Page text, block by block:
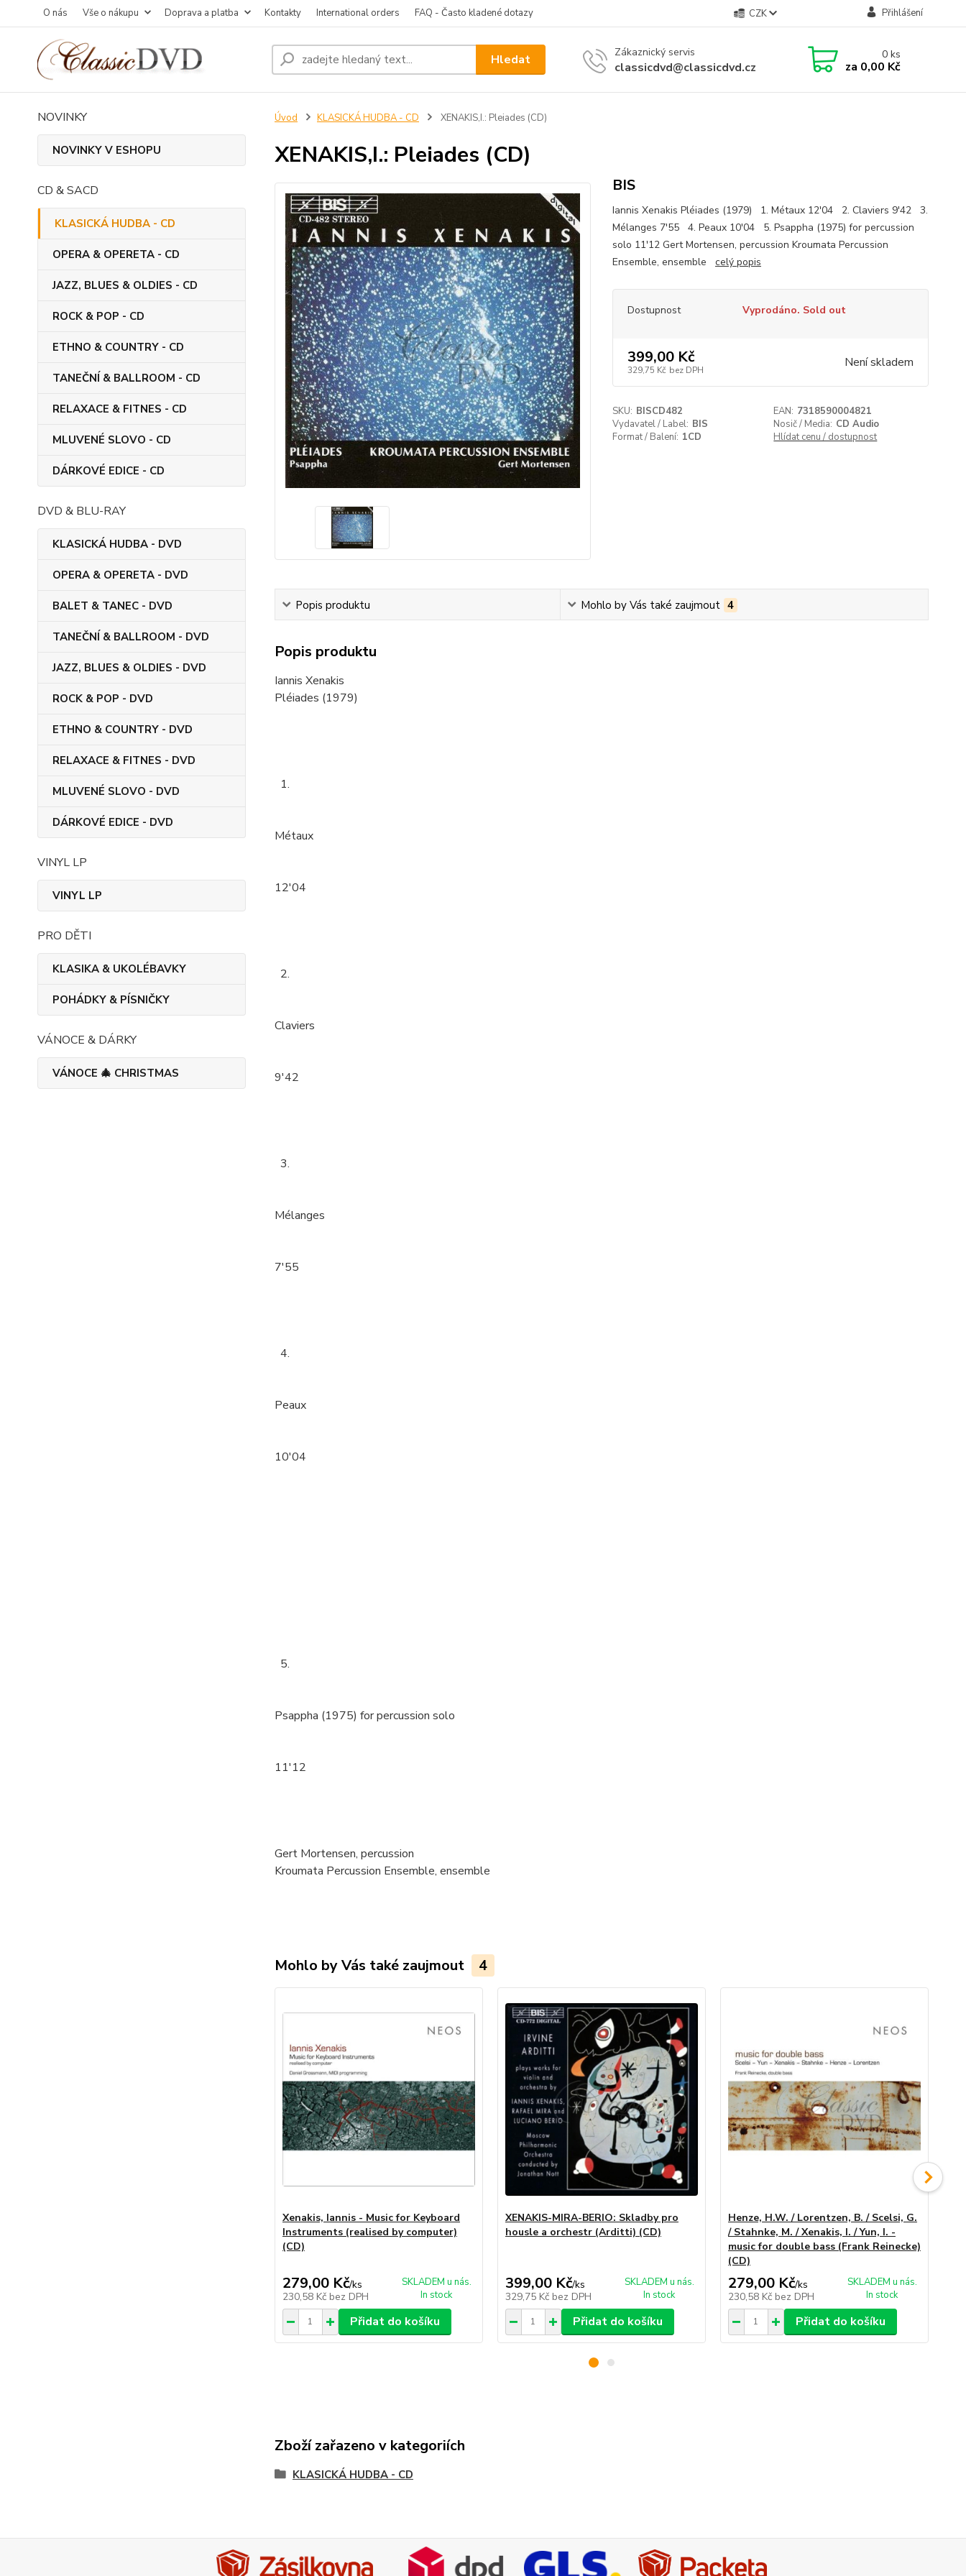
O nás Vše o nákupu Doprava a platba Kontakty International orders FAQ - Často kladené dotazy CZK Přihlášení
Hledat Zákaznický servis
classicdvd@classicdvd.cz
0ks
za 0,00 Kč
NOVINKY
NOVINKY V ESHOPU
CD & SACD
KLASICKÁ HUDBA - CD
OPERA & OPERETA - CD
JAZZ, BLUES & OLDIES - CD
ROCK & POP - CD
ETHNO & COUNTRY - CD
TANEČNÍ & BALLROOM - CD
RELAXACE & FITNES - CD
MLUVENÉ SLOVO - CD
DÁRKOVÉ EDICE - CD
DVD & BLU-RAY
KLASICKÁ HUDBA - DVD
OPERA & OPERETA - DVD
BALET & TANEC - DVD
TANEČNÍ & BALLROOM - DVD
JAZZ, BLUES & OLDIES - DVD
ROCK & POP - DVD
ETHNO & COUNTRY - DVD
RELAXACE & FITNES - DVD
MLUVENÉ SLOVO - DVD
DÁRKOVÉ EDICE - DVD
VINYL LP
VINYL LP
PRO DĚTI
KLASIKA & UKOLÉBAVKY
POHÁDKY & PÍSNIČKY
VÁNOCE & DÁRKY
VÁNOCE 🎄 CHRISTMAS
Úvod KLASICKÁ HUDBA - CD XENAKIS,I.: Pleiades (CD)
XENAKIS,I.: Pleiades (CD)
BIS
Iannis Xenakis Pléiades (1979) 1. Métaux 12'04 2. Claviers 9'42 3.
Mélanges 7'55 4. Peaux 10'04 5. Psappha (1975) for percussion
solo 11'12 Gert Mortensen, percussion Kroumata Percussion
Ensemble, ensemble celý popis
Dostupnost Vyprodáno. Sold out
399,00 Kč
329,75 Kč bez DPH Není skladem
SKU: BISCD482 EAN: 7318590004821
Vydavatel / Label: BIS Nosič / Media: CD Audio
Format / Balení: 1CD Hlídat cenu / dostupnost
Popis produktu Mohlo by Vás také zaujmout 4
Popis produktu
Iannis Xenakis
Pléiades (1979)
1.
Métaux
12'04
2.
Claviers
9'42
3.
Mélanges
7'55
4.
Peaux
10'04
5.
Psappha (1975) for percussion solo
11'12
Gert Mortensen, percussion
Kroumata Percussion Ensemble, ensemble
Mohlo by Vás také zaujmout 4
Xenakis, Iannis - Music for Keyboard
Instruments (realised by computer)
(CD)
279,00 Kč/ks
230,58 Kč bez DPH
SKLADEM u nás.
In stock
Přidat do košíku
XENAKIS-MIRA-BERIO: Skladby pro
housle a orchestr (Arditti) (CD)
399,00 Kč/ks
329,75 Kč bez DPH
SKLADEM u nás.
In stock
Přidat do košíku
Henze, H.W. / Lorentzen, B. / Scelsi, G.
/ Stahnke, M. / Xenakis, I. / Yun, I. -
music for double bass (Frank Reinecke)
(CD)
279,00 Kč/ks
230,58 Kč bez DPH
SKLADEM u nás.
In stock
Přidat do košíku
Zboží zařazeno v kategoriích
KLASICKÁ HUDBA - CD